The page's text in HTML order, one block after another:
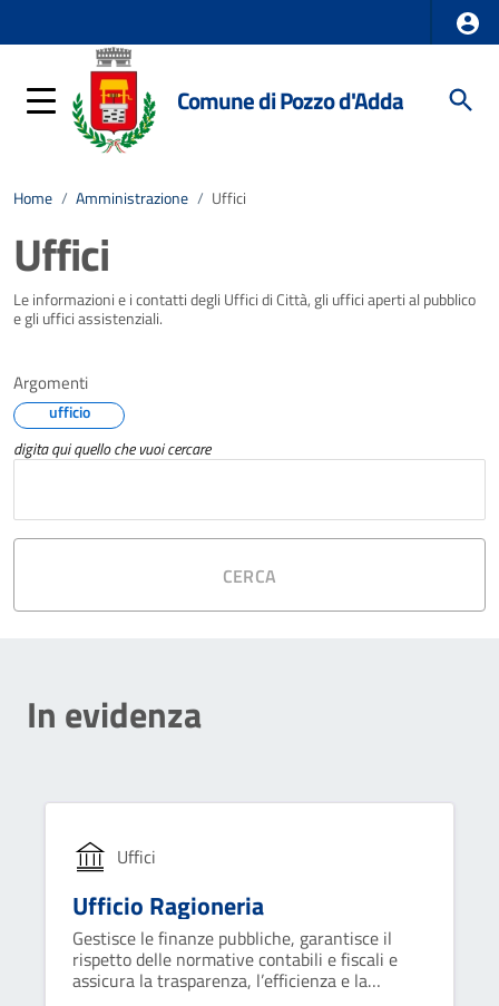
Comune di Pozzo d'Adda
Home / Amministrazione / Uffici
Uffici
Le informazioni e i contatti degli Uffici di Città, gli uffici aperti al pubblico
e gli uffici assistenziali.
Argomenti
ufficio
digita qui quello che vuoi cercare
CERCA
In evidenza
Uffici
Ufficio Ragioneria
Gestisce le finanze pubbliche, garantisce il
rispetto delle normative contabili e fiscali e
assicura la trasparenza, l’efficienza e la